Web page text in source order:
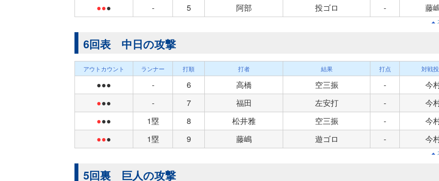
●●● - 5 阿部 投ゴロ - 藤
6回表 中日の攻撃
アウトカウント ランナー 打順 打者 結果 打点 対戦
●●● - 6 高橋 空三振 -
今
●●● - 7 福田 左安打 -
今
●●● 1塁 8 松井雅 空三振 -
今
●●● 1塁 9 藤嶋 遊ゴロ - 今
5回裏 巨人の攻撃